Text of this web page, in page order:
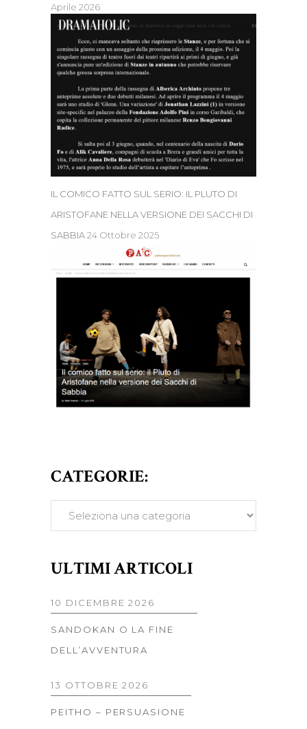
Aprile 2026
IL COMICO FATTO SUL SERIO: IL PLUTO DI
ARISTOFANE NELLA VERSIONE DEI SACCHI DI
SABBIA24 Ottobre 2025
CATEGORIE:
ULTIMI ARTICOLI
10 DICEMBRE 2026
SANDOKAN O LA FINE
DELL’AVVENTURA
13 OTTOBRE 2026
PEITHO – PERSUASIONE